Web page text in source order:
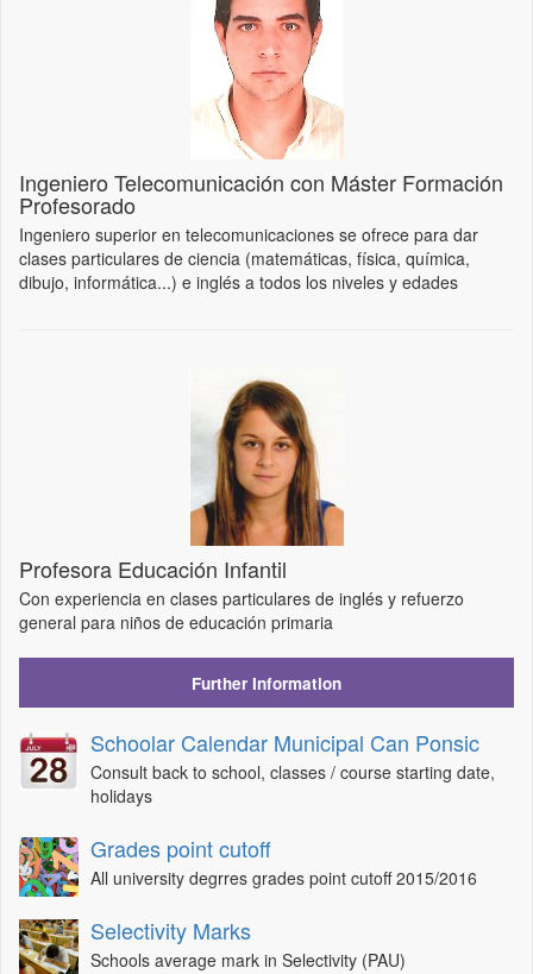
Ingeniero Telecomunicación con Máster Formación
Profesorado
Ingeniero superior en telecomunicaciones se ofrece para dar
clases particulares de ciencia (matemáticas, física, química,
dibujo, informática...) e inglés a todos los niveles y edades
Profesora Educación Infantil
Con experiencia en clases particulares de inglés y refuerzo
general para niños de educación primaria
Further Information
Schoolar Calendar Municipal Can Ponsic
Consult back to school, classes / course starting date,
holidays
Grades point cutoff
All university degrres grades point cutoff 2015/2016
Selectivity Marks
Schools average mark in Selectivity (PAU)